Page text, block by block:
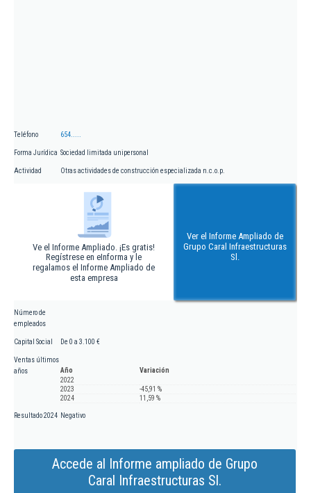
Teléfono 654.....
Forma Jurídica Sociedad limitada unipersonal
Actividad Otras actividades de construcción especializada n.c.o.p.
Ve el Informe Ampliado. ¡Es gratis!
Regístrese en eInforma y le
regalamos el Informe Ampliado de
esta empresa
Ver el Informe Ampliado de
Grupo Caral Infraestructuras
Sl.
Número de
empleados
Capital Social De 0 a 3.100 €
Ventas últimos
años
Año
Variación
2022
2023
-45,91 %
2024
11,59 %
Resultado 2024 Negativo
Accede al Informe ampliado de Grupo
Caral Infraestructuras Sl.